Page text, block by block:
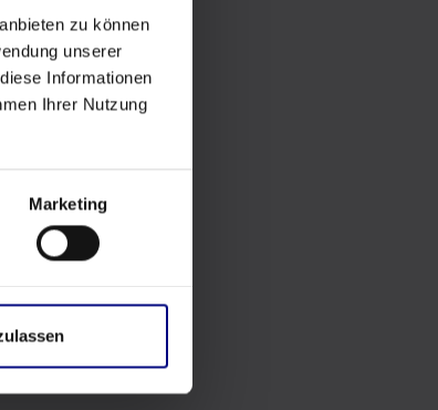
zu können
unserer
Informationen
Ihrer Nutzung
Marketing